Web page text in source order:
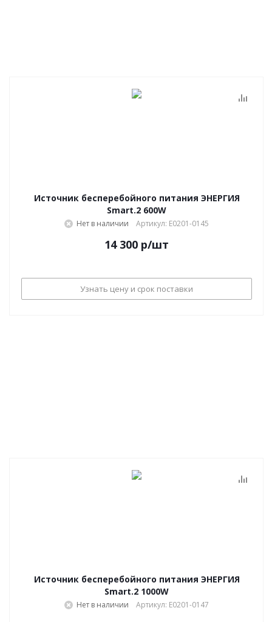
Источник бесперебойного питания ЭНЕРГИЯ
Smart.2 600W
Нет в наличии Артикул: Е0201-0145
14 300 р/шт
Узнать цену и срок поставки
Источник бесперебойного питания ЭНЕРГИЯ
Smart.2 1000W
Нет в наличии Артикул: Е0201-0147